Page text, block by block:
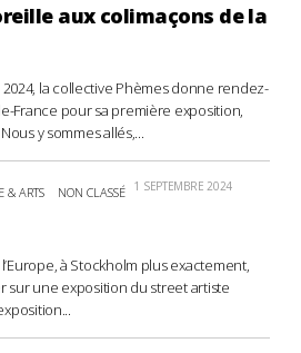
aux colimaçons de la
la collective Phèmes donne rendez-
France pour sa première exposition,
y sommes allés,...
& ARTS NON CLASSÉ 1 SEPTEMBRE 2024
à Stockholm plus exactement,
sur une exposition du street artiste